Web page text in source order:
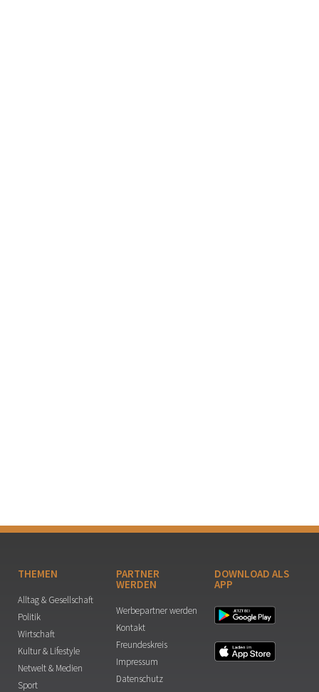
THEMEN
Alltag & Gesellschaft
Politik
Wirtschaft
Kultur & Lifestyle
Netwelt & Medien
Sport
PARTNER
WERDEN
Werbepartner werden
Kontakt
Freundeskreis
Impressum
Datenschutz
DOWNLOAD ALS
APP